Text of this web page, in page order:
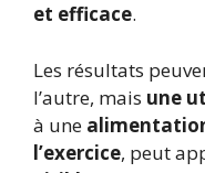
et efficace.
Les résultats
l’autre, mais une
à une
l’exercice, peut